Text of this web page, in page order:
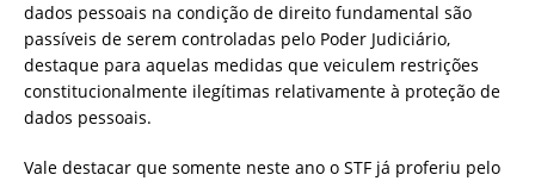
dados pessoais na condição de direito fundamental são
passíveis de serem controladas pelo Poder Judiciário,
destaque para aquelas medidas que veiculem restrições
constitucionalmente ilegítimas relativamente à proteção de
dados pessoais.
Vale destacar que somente neste ano o STF já proferiu pelo